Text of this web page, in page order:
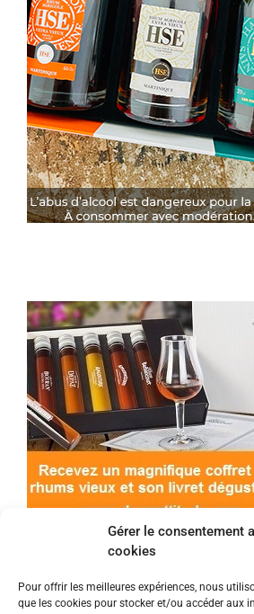
Gérer le consentement
cookies
Pour offrir les meilleures expériences, nous
que les cookies pour stocker et/ou accéder aux